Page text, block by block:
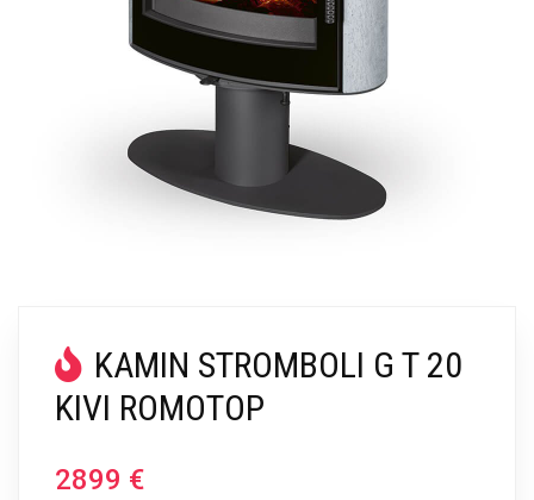
KAMIN STROMBOLI G T 20
KIVI ROMOTOP
2899 €